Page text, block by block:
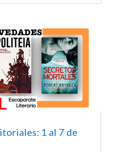
1 al 7 de